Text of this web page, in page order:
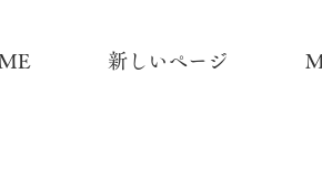
新しいページ